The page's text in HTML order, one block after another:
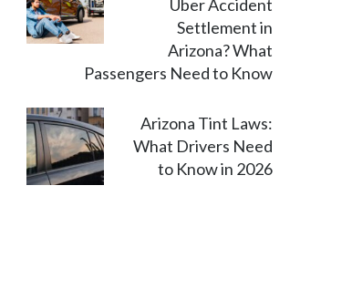
Uber Accident
Settlement in
Arizona? What
Passengers Need to Know
Arizona Tint Laws:
What Drivers Need
to Know in 2026